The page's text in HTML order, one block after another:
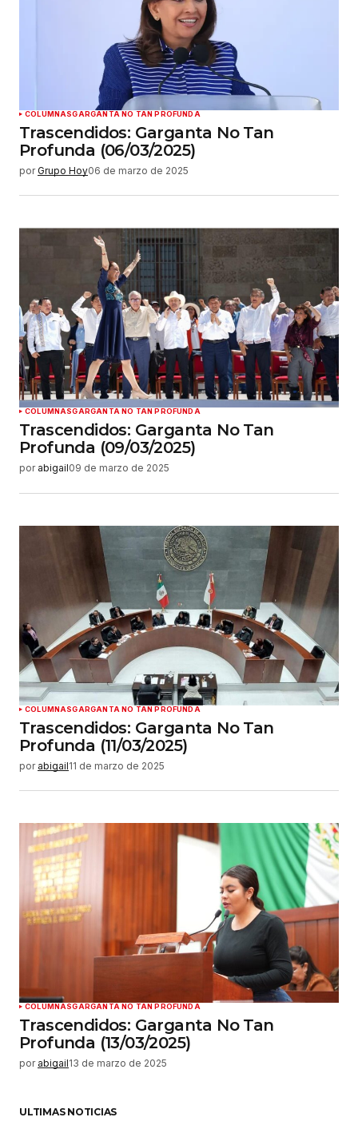
COLUMNASGARGANTA NO TAN PROFUNDA
Trascendidos: Garganta No Tan
Profunda (06/03/2025)
por Grupo Hoy06 de marzo de 2025
COLUMNASGARGANTA NO TAN PROFUNDA
Trascendidos: Garganta No Tan
Profunda (09/03/2025)
por abigail09 de marzo de 2025
COLUMNASGARGANTA NO TAN PROFUNDA
Trascendidos: Garganta No Tan
Profunda (11/03/2025)
por abigail11 de marzo de 2025
COLUMNASGARGANTA NO TAN PROFUNDA
Trascendidos: Garganta No Tan
Profunda (13/03/2025)
por abigail13 de marzo de 2025
ULTIMAS NOTICIAS